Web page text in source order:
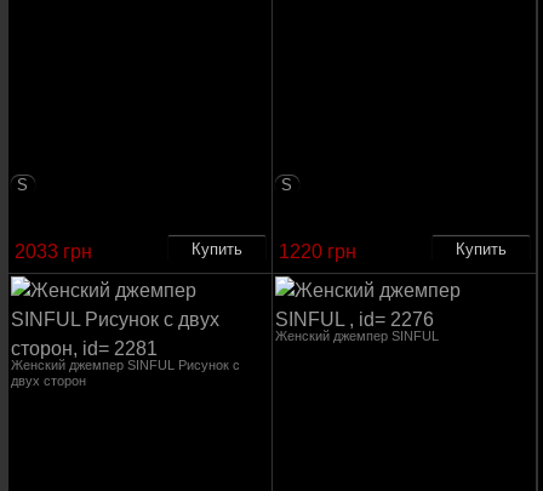
S
1220 грн
S
2033 грн
Женский джемпер SINFUL
Женский джемпер SINFUL Рисунок с
двух сторон